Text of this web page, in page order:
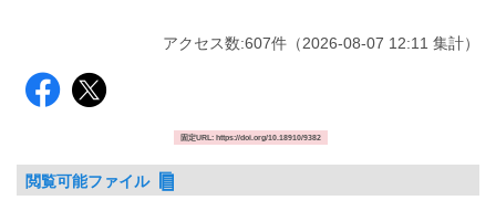
アクセス数:607件 （2026-08-07 12:11 集計）
固定URL: https://doi.org/10.18910/9382
閲覧可能ファイル